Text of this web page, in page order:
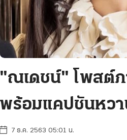
"ณเดชน์" โพสต์
พร้อมแคปชันหว
7 ธ.ค. 2563 05:01 น.